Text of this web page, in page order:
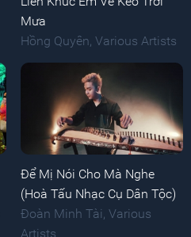
Mưa
Hồng Quyên, Various Artists
Để Mị Nói Cho Mà Nghe
(Hoà Tấu Nhạc Cụ Dân Tộc)
Đoàn Minh Tài Various
Artists